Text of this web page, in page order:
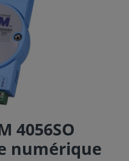
4056SO
numérique